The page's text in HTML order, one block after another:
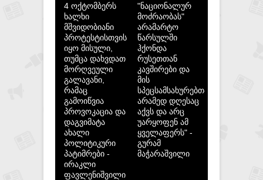
4 ოქტომბერს
ხალხი
მშვიდობიანი
პროტესტისთვის
იყო მისული,
თუმცა დახვდათ
მორღვეული
გალავანი,
რამაც
გამოიწვია
პროვოკაცია და
დაგვიმატა
ახალი
პოლიტიკური
პატიმრები -
ირაკლი
ფავლენიშვილი
"ნაციონალურ
მოძრაობას"
არამარტო
წარსულში
ჰქონდა
რუსეთთან
კავშირები და
მის
სპეცსამსახურებთან,
არამედ დღესაც
აქვს და არც
უარყოფენ ამ
ყველაფერს" -
გურამ
მაჭარაშვილი